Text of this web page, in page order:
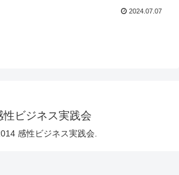
2024.07.07
性ビジネス実践会
感性ビジネス実践会.